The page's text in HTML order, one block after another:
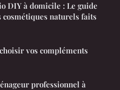
DIY à domicile : Le guide
naturels faits
vos compléments
professionnel à